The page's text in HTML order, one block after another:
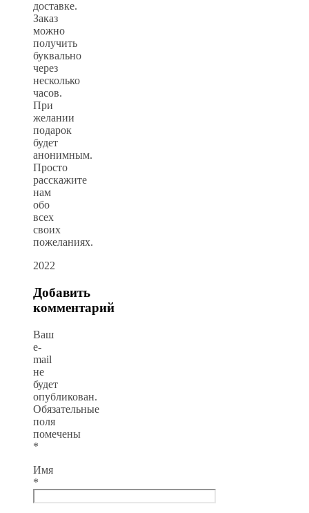
доставке.
Заказ
можно
получить
буквально
через
несколько
часов.
При
желании
подарок
будет
анонимным.
Просто
расскажите
нам
обо
всех
своих
пожеланиях.
2022
Добавить
комментарий
Ваш
e-
mail
не
будет
опубликован.
Обязательные
поля
помечены
*
Имя
*